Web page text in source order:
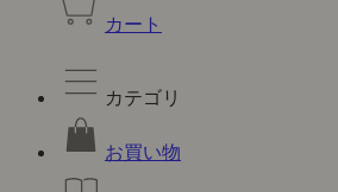
カート
カテゴリ
お買い物